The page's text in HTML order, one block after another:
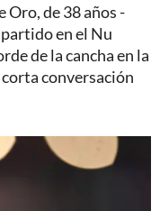
Oro, de 38 años -
en el Nu
de la cancha en la
conversación